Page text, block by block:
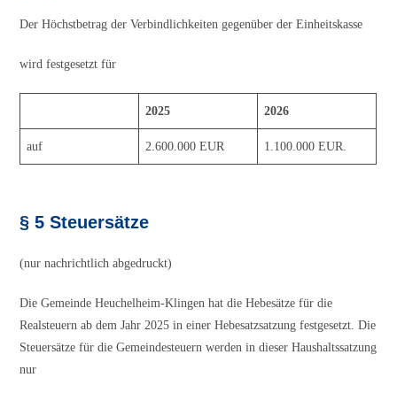
Der Höchstbetrag der Verbindlichkeiten gegenüber der Einheitskasse
wird festgesetzt für
2025 2026
auf 2.600.000 EUR 1.100.000 EUR.
§ 5 Steuersätze
(nur nachrichtlich abgedruckt)
Die Gemeinde Heuchelheim-Klingen hat die Hebesätze für die
Realsteuern ab dem Jahr 2025 in einer Hebesatzsatzung festgesetzt. Die
Steuersätze für die Gemeindesteuern werden in dieser Haushaltssatzung
nur